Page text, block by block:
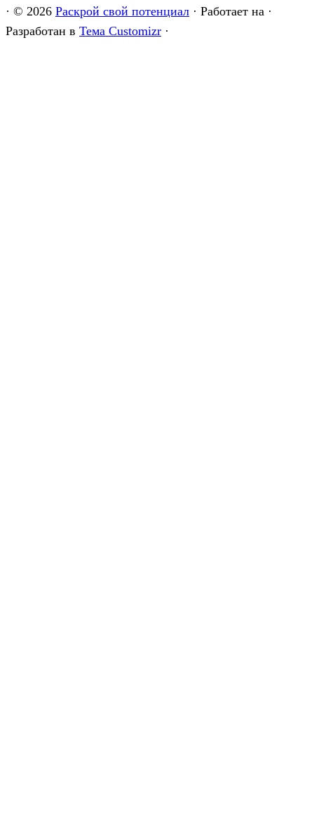
· © 2026 Раскрой свой потенциал · Работает на ·
Разработан в Тема Customizr ·